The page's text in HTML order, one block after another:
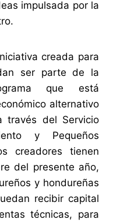
impulsada por la
creada para
ser parte de la
que está
alternativo
través del Servicio
y Pequeños
creadores tienen
del presente año,
y hondureñas
recibir capital
técnicas, para